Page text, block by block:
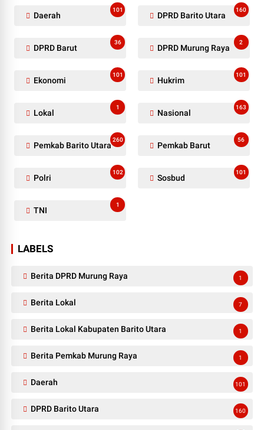
Daerah
101
DPRD Barito Utara
160
DPRD Barut
36
DPRD Murung Raya
2
Ekonomi
101
Hukrim
101
Lokal
1
Nasional
163
Pemkab Barito Utara
260
Pemkab Barut
56
Polri
102
Sosbud
101
TNI
1
LABELS
Berita DPRD Murung Raya 1
Berita Lokal 7
Berita Lokal Kabupaten Barito Utara 1
Berita Pemkab Murung Raya 1
Daerah 101
DPRD Barito Utara 160